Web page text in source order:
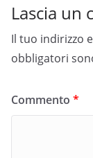
Lascia un
Il tuo indirizzo
obbligatori
Commento *